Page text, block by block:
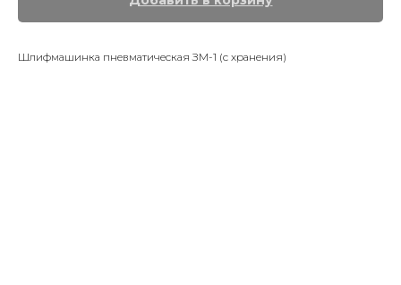
Шлифмашинка пневматическая ЗМ-1 (с хранения)